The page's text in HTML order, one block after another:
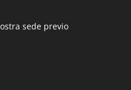
sede previo